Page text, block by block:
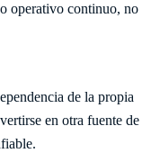
operativo continuo, no
de la propia
en otra fuente de